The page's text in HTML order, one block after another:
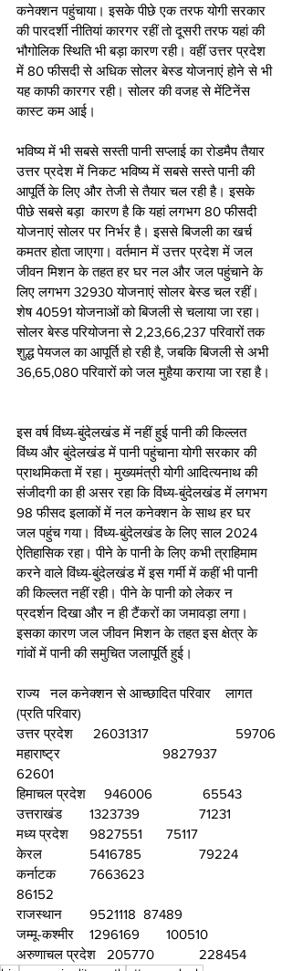
कनेक्शन पहुंचाया। इसके पीछे एक तरफ योगी सरकार
की पारदर्शी नीतियां कारगर रहीं तो दूसरी तरफ यहां की
भौगोलिक स्थिति भी बड़ा कारण रही। वहीं उत्तर प्रदेश
में 80 फीसदी से अधिक सोलर बेस्ड योजनाएं होने से भी
यह काफी कारगर रही। सोलर की वजह से मेंटिनेंस
कास्ट कम आई।
भविष्य में भी सबसे सस्ती पानी सप्लाई का रोडमैप तैयार
उत्तर प्रदेश में निकट भविष्य में सबसे सस्ते पानी की
आपूर्ति के लिए और तेजी से तैयार चल रही है। इसके
पीछे सबसे बड़ा  कारण है कि यहां लगभग 80 फीसदी
योजनाएं सोलर पर निर्भर है। इससे बिजली का खर्च
कमतर होता जाएगा। वर्तमान में उत्तर प्रदेश में जल
जीवन मिशन के तहत हर घर नल और जल पहुंचाने के
लिए लगभग 32930 योजनाएं सोलर बेस्ड चल रहीं।
शेष 40591 योजनाओं को बिजली से चलाया जा रहा।
सोलर बेस्ड परियोजना से 2,23,66,237 परिवारों तक
शुद्ध पेयजल का आपूर्ति हो रही है, जबकि बिजली से अभी
36,65,080 परिवारों को जल मुहैया कराया जा रहा है।
इस वर्ष विंध्य-बुंदेलखंड में नहीं हुई पानी की किल्लत
विंध्य और बुंदेलखंड में पानी पहुंचाना योगी सरकार की
प्राथमिकता में रहा। मुख्यमंत्री योगी आदित्यनाथ की
संजीदगी का ही असर रहा कि विंध्य-बुंदेलखंड में लगभग
98 फीसद इलाकों में नल कनेक्शन के साथ हर घर
जल पहुंच गया। विंध्य-बुंदेलखंड के लिए साल 2024
ऐतिहासिक रहा। पीने के पानी के लिए कभी त्राहिमाम
करने वाले विंध्य-बुंदेलखंड में इस गर्मी में कहीं भी पानी
की किल्लत नहीं रही। पीने के पानी को लेकर न
प्रदर्शन दिखा और न ही टैंकरों का जमावड़ा लगा।
इसका कारण जल जीवन मिशन के तहत इस क्षेत्र के
गांवों में पानी की समुचित जलापूर्ति हुई।
राज्य   नल कनेक्शन से आच्छादित परिवार    लागत
(प्रति परिवार)
उत्तर प्रदेश 	 26031317			59706
महाराष्ट्र			9827937
62601
हिमाचल प्रदेश     946006		 65543
उत्तराखंड  	1323739		71231
मध्य प्रदेश 	9827551	 75117
केरल 		5416785		79224
कर्नाटक 	7663623
राजस्थान 	9521118  87489
जम्मू-कश्मीर 	1296169	 100510
अरुणाचल प्रदेश   205770		228454